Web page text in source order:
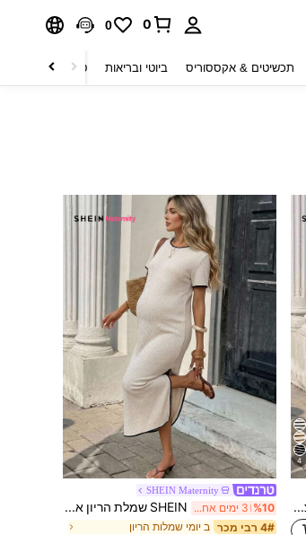
0
0
תכשיטים & אקססוריס ביוטי ובריאות טקסטיל לבית
4
SHEIN שמלת הריון עם פסים ושסע בצד ללא שרוולים
SHEIN Maternity
%10 3 ימים אחרונים SHEIN שמלת הריון אביב/קיץ עם עיטור ניגודי ופתח, מתאימה לחוף, חופשה, חג, מסיבת יום הולדת, בייבי שاور, גינה, ארוחת ערב רשמית, רחוב, נסיעות, בראנץ', קונצרט מוזיקה כפרית, שדה תעופה
4# רבי מכר ב יומי שמלות הריון